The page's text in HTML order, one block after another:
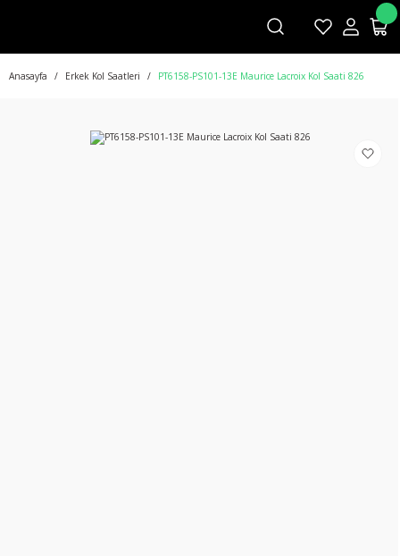
Anasayfa Erkek Kol Saatleri PT6158-PS101-13E Maurice Lacroix Kol Saati 826